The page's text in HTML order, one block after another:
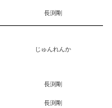
長渕剛
じゅんれんか
長渕剛
長渕剛